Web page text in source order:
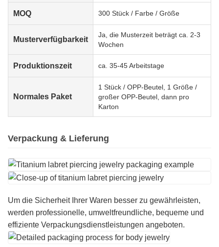
MOQ 300 Stück / Farbe / Größe
Musterverfügbarkeit
Ja, die Musterzeit beträgt ca. 2-3
Wochen
Produktionszeit ca. 35-45 Arbeitstage
Normales Paket
1 Stück / OPP-Beutel, 1 Größe /
großer OPP-Beutel, dann pro
Karton
Verpackung & Lieferung
Um die Sicherheit Ihrer Waren besser zu gewährleisten,
werden professionelle, umweltfreundliche, bequeme und
effiziente Verpackungsdienstleistungen angeboten.